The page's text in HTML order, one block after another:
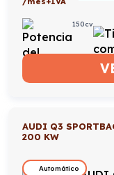
150cv
AUDI Q3
200 KW
Automático